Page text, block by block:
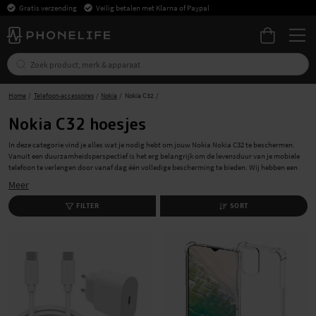
Gratis verzending Veilig betalen met Klarna of Paypal
Home Telefoon-accessoires Nokia Nokia C32
Nokia C32 hoesjes
In deze categorie vind je alles wat je nodig hebt om jouw Nokia Nokia C32 te beschermen.
Vanuit een duurzamheidsperspectief is het erg belangrijk om de levensduur van je mobiele
telefoon te verlengen door vanaf dag één volledige bescherming te bieden. Wij hebben een
alles vindt wat je nodig hebt om jouw Nokia Nokia C32 zo goed mogelijk te beschermen.
Bestel simpelweg de accessoires die je nodig hebt, en we leveren ze snel en met gratis
verzending. Plaats je bestelling bij ons vandaag!
Met een hoesje voor Nokia Nokia C32 zorg je voor een goede bescherming van je mobiele
telefoon en geef je uitdrukking aan je persoonlijke stijl. We hebben een breed aanbod van
hoesjes die jouw behoeftes en het modell van jouw telefoon passen. Of je nu extra
bescherming nodig hebt voor je werktelefoon of juist zoekt naar een minimalistische slim
cover - wij hebben het hoesje wat je zoekt. Een practisch alternatief is een hoesje met
Meer
FILTER SORT